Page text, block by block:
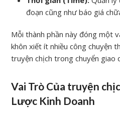
đoạn cũng như báo giá
Mỗi thành phần này đóng một
khôn xiết ít nhiều công chuyện
truyện chịch trong chuyển giao
Vai Trò Của truyện
Lược Kinh Doanh